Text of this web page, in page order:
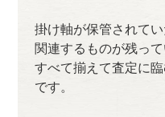
掛け軸が保管されて
関連するものが残っ
すべて揃えて査定に
です。